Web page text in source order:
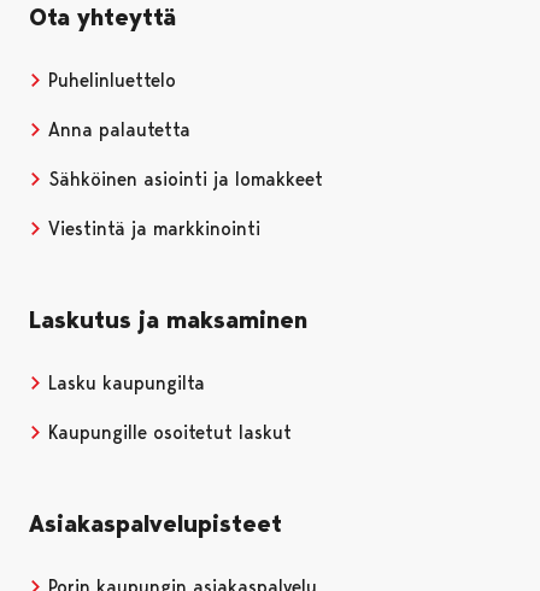
Ota yhteyttä
Puhelinluettelo
Anna palautetta
Sähköinen asiointi ja lomakkeet
Viestintä ja markkinointi
Laskutus ja maksaminen
Lasku kaupungilta
Kaupungille osoitetut laskut
Asiakaspalvelupisteet